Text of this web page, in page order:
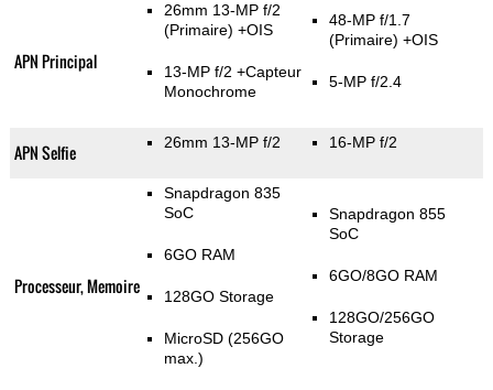
APN Principal
26mm 13-MP f/2
(Primaire) +OIS
13-MP f/2 +Capteur
Monochrome
48-MP f/1.7
(Primaire) +OIS
5-MP f/2.4
APN Selfie 26mm 13-MP f/2 16-MP f/2
Processeur, Memoire
Snapdragon 835
SoC
6GO RAM
128GO Storage
MicroSD (256GO
max.)
Snapdragon 855
SoC
6GO/8GO RAM
128GO/256GO
Storage